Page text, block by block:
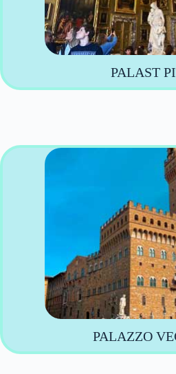
PALAST
PALAZZO